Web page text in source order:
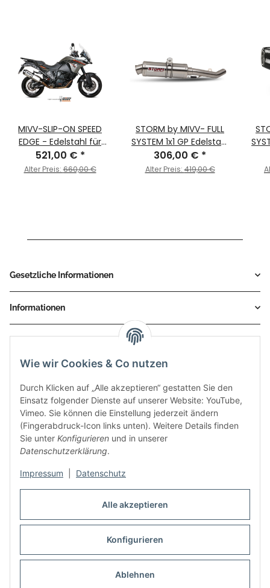
Alle akzeptieren
Konfigurieren
Ablehnen
Wie wir Cookies & Co nutzen
Durch Klicken auf „Alle akzeptieren“ gestatten Sie den
Einsatz folgender Dienste auf unserer Website: YouTube,
Vimeo. Sie können die Einstellung jederzeit ändern
(Fingerabdruck-Icon links unten). Weitere Details finden
Sie unter Konfigurieren und in unserer
Datenschutzerklärung.
Impressum Datenschutz
MIVV-SLIP-ON SPEED
EDGE - Edelstahl für
KTM - 1190 ADVENTURE
BJ. 2013 > 2016 -
521,00 € *
Alter Preis:660,00 €
STORM by MIVV- FULL
SYSTEM 1x1 GP Edelstahl
für KTM 390 DUKE Bj.
2013 > 2016
306,00 € *
Alter Preis:419,00 €
Gesetzliche Informationen
Informationen
Auspuff Hotline unter:
02303 – 983 77 27
Vertrag widerrufen
* Alle Preise inkl. gesetzlicher USt., zzgl.Versand